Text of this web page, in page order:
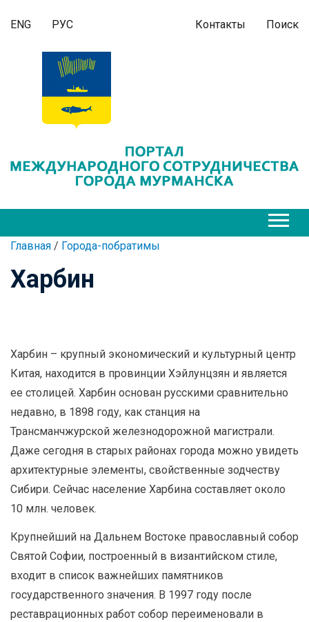
ENG РУС Контакты Поиск
Главная / Города-побратимы
Харбин
Харбин – крупный экономический и культурный центр
Китая, находится в провинции Хэйлунцзян и является
ее столицей. Харбин основан русскими сравнительно
недавно, в 1898 году, как станция на
Трансманчжурской железнодорожной магистрали.
Даже сегодня в старых районах города можно увидеть
архитектурные элементы, свойственные зодчеству
Сибири. Сейчас население Харбина составляет около
10 млн. человек.
Крупнейший на Дальнем Востоке православный собор
Святой Софии, построенный в византийском стиле,
входит в список важнейших памятников
государственного значения. В 1997 году после
реставрационных работ собор переименовали в